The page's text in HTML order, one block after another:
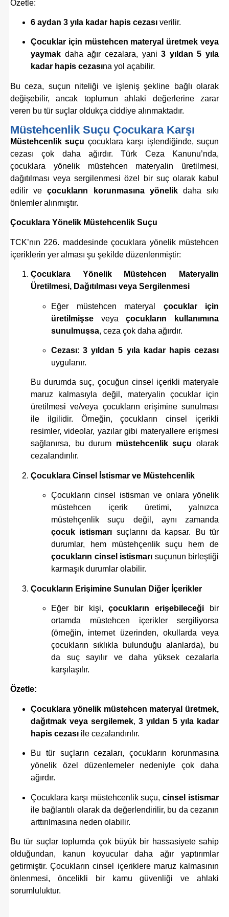
Özetle:
6 aydan 3 yıla kadar hapis cezası verilir.
Çocuklar için müstehcen materyal üretmek veya
yaymak daha ağır cezalara, yani3 yıldan 5 yıla
kadar hapis cezasına yol açabilir.
Bu ceza, suçun niteliği ve işleniş şekline bağlı olarak
değişebilir, ancak toplumun ahlaki değerlerine zarar
veren bu tür suçlar oldukça ciddiye alınmaktadır.
Müstehcenlik Suçu Çocukara Karşı
Müstehcenlik suçu çocuklara karşı işlendiğinde, suçun
cezası çok daha ağırdır. Türk Ceza Kanunu’nda,
çocuklara yönelik müstehcen materyalin üretilmesi,
dağıtılması veya sergilenmesi özel bir suç olarak kabul
edilir veçocukların korunmasına yönelikdaha sıkı
önlemler alınmıştır.
Çocuklara Yönelik Müstehcenlik Suçu
TCK’nın 226. maddesinde çocuklara yönelik müstehcen
içeriklerin yer alması şu şekilde düzenlenmiştir:
Çocuklara Yönelik Müstehcen Materyalin
Üretilmesi, Dağıtılması veya Sergilenmesi
Eğer müstehcen materyal çocuklar için
üretilmişse veyaçocukların kullanımına
sunulmuşsa, ceza çok daha ağırdır.
Cezası:3 yıldan 5 yıla kadar hapis cezası
uygulanır.
Bu durumda suç, çocuğun cinsel içerikli materyale
maruz kalmasıyla değil, materyalin çocuklar için
üretilmesi ve/veya çocukların erişimine sunulması
ile ilgilidir. Örneğin, çocukların cinsel içerikli
resimler, videolar, yazılar gibi materyallere erişmesi
sağlanırsa, bu durum müstehcenlik suçu olarak
cezalandırılır.
Çocuklara Cinsel İstismar ve Müstehcenlik
Çocukların cinsel istismarı ve onlara yönelik
müstehcen içerik üretimi, yalnızca
müstehçenlik suçu değil, aynı zamanda
çocuk istismarı suçlarını da kapsar. Bu tür
durumlar, hem müstehçenlik suçu hem de
çocukların cinsel istismarı suçunun birleştiği
karmaşık durumlar olabilir.
Çocukların Erişimine Sunulan Diğer İçerikler
Eğer bir kişi,çocukların erişebileceği bir
ortamda müstehcen içerikler sergiliyorsa
(örneğin, internet üzerinden, okullarda veya
çocukların sıklıkla bulunduğu alanlarda), bu
da suç sayılır ve daha yüksek cezalarla
karşılaşılır.
Özetle:
Çocuklara yönelik müstehcen materyal üretmek,
dağıtmak veya sergilemek, 3 yıldan 5 yıla kadar
hapis cezası ile cezalandırılır.
Bu tür suçların cezaları, çocukların korunmasına
yönelik özel düzenlemeler nedeniyle çok daha
ağırdır.
Çocuklara karşı müstehcenlik suçu,cinsel istismar
ile bağlantılı olarak da değerlendirilir, bu da cezanın
arttırılmasına neden olabilir.
Bu tür suçlar toplumda çok büyük bir hassasiyete sahip
olduğundan, kanun koyucular daha ağır yaptırımlar
getirmiştir. Çocukların cinsel içeriklere maruz kalmasının
önlenmesi, öncelikli bir kamu güvenliği ve ahlaki
sorumluluktur.